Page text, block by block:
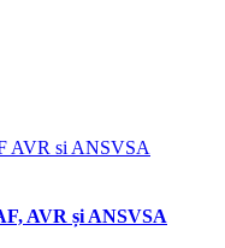
AVR și ANSVSA